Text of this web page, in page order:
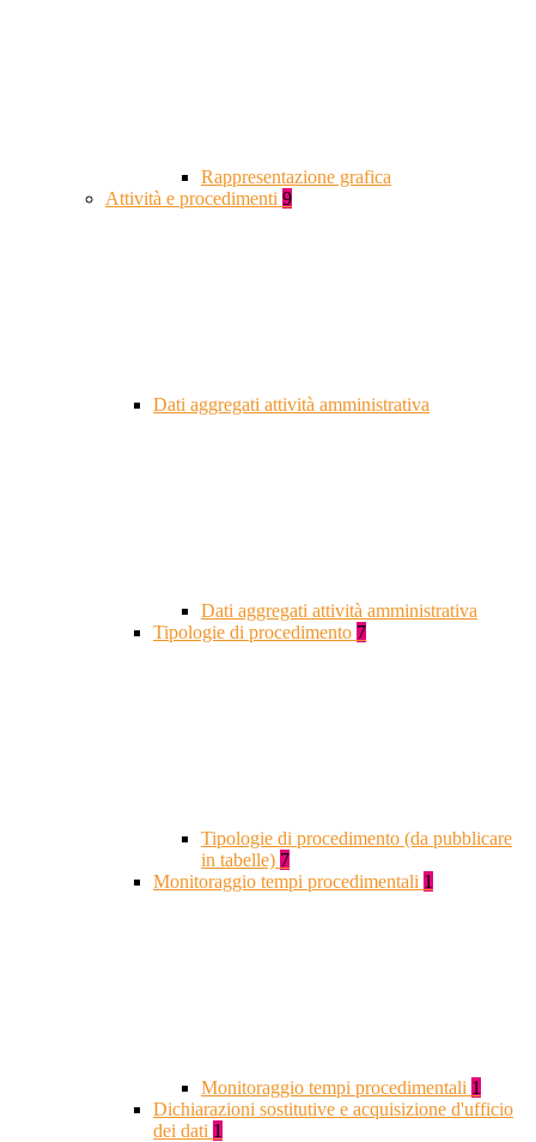
Rappresentazione grafica
Attività e procedimenti 9
Dati aggregati attività amministrativa
Dati aggregati attività amministrativa
Tipologie di procedimento 7
Tipologie di procedimento (da pubblicare
in tabelle) 7
Monitoraggio tempi procedimentali 1
Monitoraggio tempi procedimentali 1
Dichiarazioni sostitutive e acquisizione d'ufficio
dei dati 1